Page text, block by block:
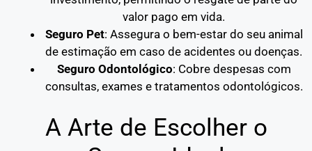
valor pago em vida.
Seguro Pet: Assegura o bem-estar do seu animal
de estimação em caso de acidentes ou doenças.
Seguro Odontológico: Cobre despesas com
consultas, exames e tratamentos odontológicos.
A Arte de Escolher o